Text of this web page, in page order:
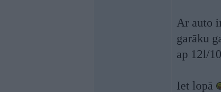
Ar auto
garāku
ap 12l/
Iet lopā